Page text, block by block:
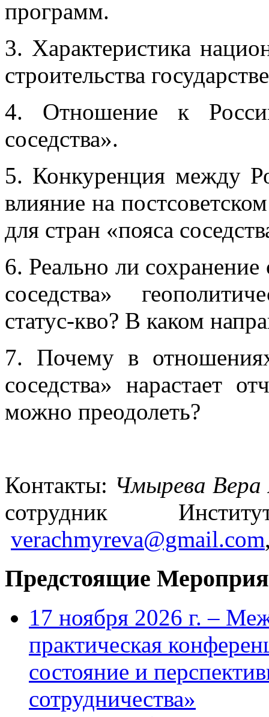
программ.
3. Характеристика
строительства
4. Отношение к
соседства».
5. Конкуренция между
влияние на
для стран «пояса
6. Реально ли
соседства»
статус-кво? В каком
7. Почему в
соседства» нарастает
можно преодолеть?
Контакты: Чмырева Вера
сотрудник
verachmyreva@gmail.com
Предстоящие
17 ноября 2026 г. –
практическая
состояние и
сотрудничества»